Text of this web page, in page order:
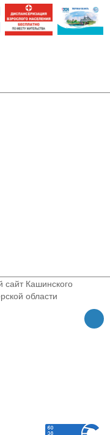
Кашинского
области